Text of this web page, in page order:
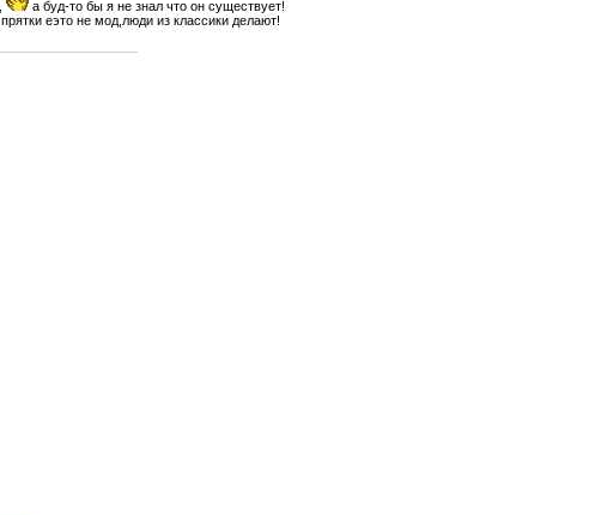
а буд-то бы я не знал что он существует!
, прятки еэто не мод,люди из классики делают!